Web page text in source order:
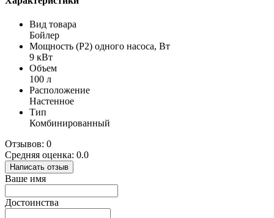
Вид товара
Бойлер
Мощность (Р2) одного насоса, Вт
9 кВт
Объем
100 л
Расположение
Настенное
Тип
Комбинированный
Отзывов: 0
Средняя оценка: 0.0
Написать отзыв
Ваше имя
Достоинства